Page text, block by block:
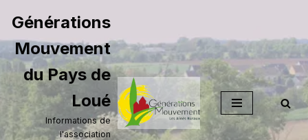
Aller
au
contenu
Générations
Mouvement
du Pays de
Loué
Informations de
l'association